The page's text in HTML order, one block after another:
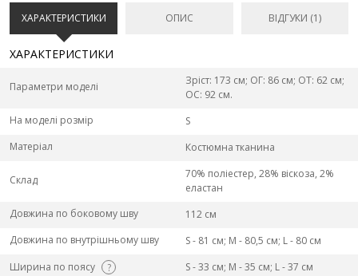
ХАРАКТЕРИСТИКИ ОПИС ВІДГУКИ (1)
ХАРАКТЕРИСТИКИ
Параметри моделі
Зріст: 173 см; ОГ: 86 см; ОТ: 62 см;
ОС: 92 см.
На моделі розмір
S
Матеріал
Костюмна тканина
Склад
70% поліестер, 28% віскоза, 2%
еластан
Довжина по боковому шву
112 см
Довжина по внутрішньому шву
S - 81 см; M - 80,5 см; L - 80 см
Ширина по поясу
?
S - 33 см; M - 35 см; L - 37 см